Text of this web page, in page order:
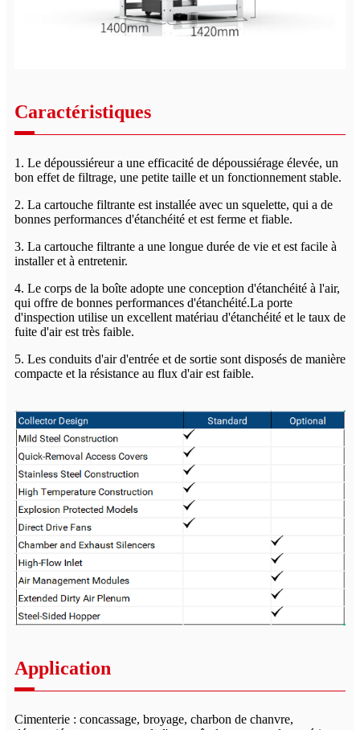
Caractéristiques
1. Le dépoussiéreur a une efficacité de dépoussiérage élevée, un
bon effet de filtrage, une petite taille et un fonctionnement stable.
2. La cartouche filtrante est installée avec un squelette, qui a de
bonnes performances d'étanchéité et est ferme et fiable.
3. La cartouche filtrante a une longue durée de vie et est facile à
installer et à entretenir.
4. Le corps de la boîte adopte une conception d'étanchéité à l'air,
qui offre de bonnes performances d'étanchéité.La porte
d'inspection utilise un excellent matériau d'étanchéité et le taux de
fuite d'air est très faible.
5. Les conduits d'air d'entrée et de sortie sont disposés de manière
compacte et la résistance au flux d'air est faible.
Application
Cimenterie : concassage, broyage, charbon de chanvre,